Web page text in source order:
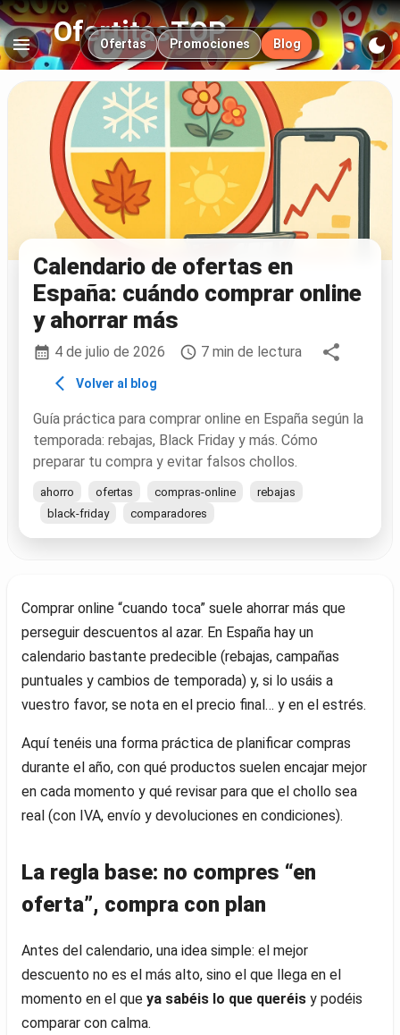
OfertitasTOP
Navegación principal
Ofertas Promociones Blog
Calendario de ofertas en
España: cuándo comprar online
y ahorrar más
4 de julio de 2026 7 min de lectura
Volver al blog
Guía práctica para comprar online en España según la
temporada: rebajas, Black Friday y más. Cómo
preparar tu compra y evitar falsos chollos.
ahorro ofertas compras-online
rebajas
black-friday
comparadores
Comprar online “cuando toca” suele ahorrar más que
perseguir descuentos al azar. En España hay un
calendario bastante predecible (rebajas, campañas
puntuales y cambios de temporada) y, si lo usáis a
vuestro favor, se nota en el precio final… y en el estrés.
Aquí tenéis una forma práctica de planificar compras
durante el año, con qué productos suelen encajar mejor
en cada momento y qué revisar para que el chollo sea
real (con IVA, envío y devoluciones en condiciones).
La regla base: no compres “en
oferta”, compra con plan
Antes del calendario, una idea simple: el mejor
descuento no es el más alto, sino el que llega en el
momento en el que ya sabéis lo que queréis y podéis
comparar con calma.